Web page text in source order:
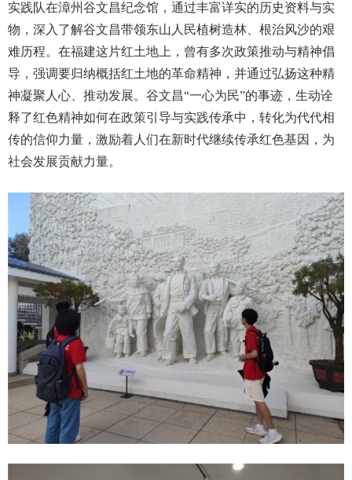
实践队在漳州谷文昌纪念馆，通过丰富详实的历史资料与实
物，深入了解谷文昌带领东山人民植树造林、根治风沙的艰
难历程。在福建这片红土地上，曾有多次政策推动与精神倡
导，强调要归纳概括红土地的革命精神，并通过弘扬这种精
神凝聚人心、推动发展。谷文昌“一心为民”的事迹，生动诠
释了红色精神如何在政策引导与实践传承中，转化为代代相
传的信仰力量，激励着人们在新时代继续传承红色基因，为
社会发展贡献力量。